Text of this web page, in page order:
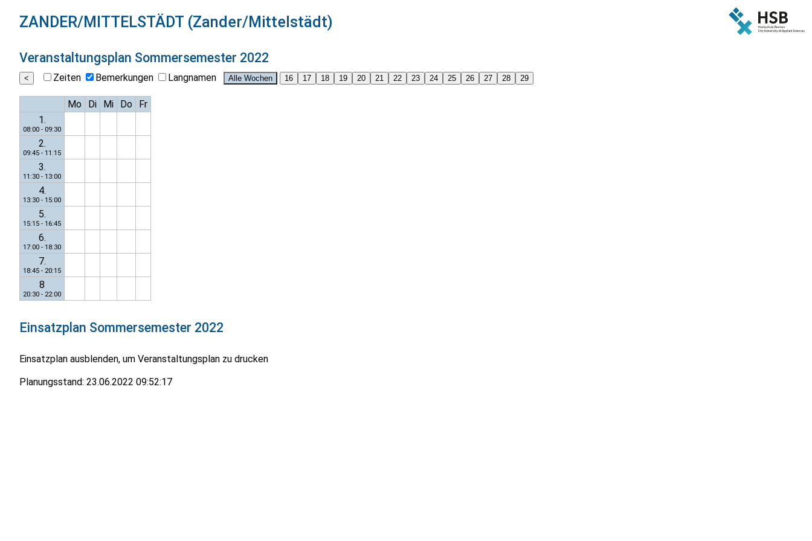
ZANDER/MITTELSTÄDT (Zander/Mittelstädt)
Veranstaltungsplan Sommersemester 2022
Zeiten Bemerkungen Langnamen
Mo Di Mi Do
Fr
1.
08:00 - 09:30
2.
09:45 - 11:15
3.
11:30 - 13:00
4.
13:30 - 15:00
5.
15:15 - 16:45
6.
17:00 - 18:30
7.
18:45 - 20:15
8
20:30 - 22:00
Einsatzplan Sommersemester 2022
Einsatzplan ausblenden, um Veranstaltungsplan zu drucken
Planungsstand: 23.06.2022 09:52:17